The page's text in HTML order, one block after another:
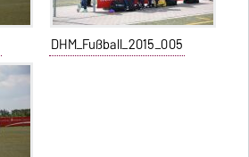
DHM_Fußball_2015_005